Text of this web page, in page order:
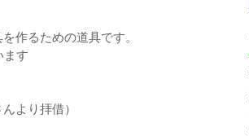
作るための道具です。
ます
より拝借）